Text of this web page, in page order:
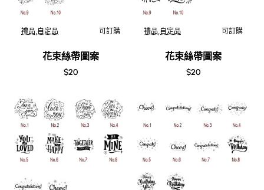
禮品,自定品 可訂購
花束絲帶圖案
$20
禮品,自定品 可訂購
花束絲帶圖案
$20